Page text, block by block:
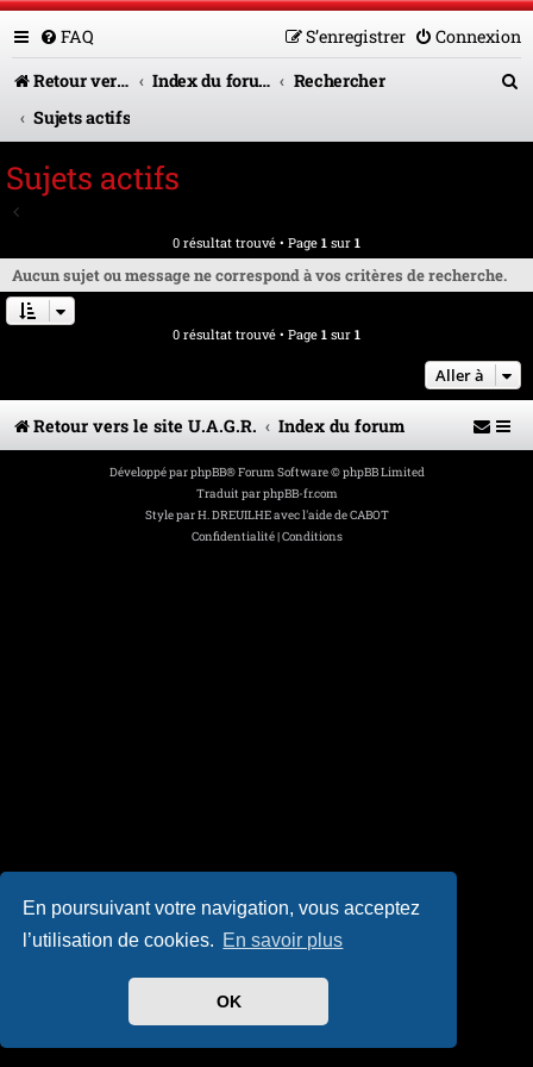
En poursuivant votre navigation, vous acceptez
l’utilisation de cookies. En savoir plus
OK
FAQ Connexion
S’enregistrer
Retour vers le site U.A.G.R.
Index du forum
Rechercher
Sujets actifs
r
Sujets actifs
0 résultat trouvé • Page 1 sur 1
Aucun sujet ou message ne correspond à vos critères de recherche.
0 résultat trouvé • Page 1 sur 1
Aller à
Retour vers le site U.A.G.R. Index du forum
Développé parphpBB® Forum Software © phpBB Limited
Traduit parphpBB-fr.com
Style parH. DREUILHE avec l'aide de CABOT
Confidentialité|Conditions